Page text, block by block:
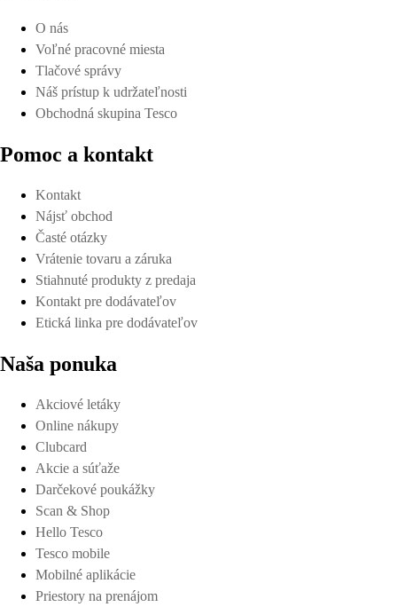
O nás
Voľné pracovné miesta
Tlačové správy
Náš prístup k udržateľnosti
Obchodná skupina Tesco
Pomoc a kontakt
Kontakt
Nájsť obchod
Časté otázky
Vrátenie tovaru a záruka
Stiahnuté produkty z predaja
Kontakt pre dodávateľov
Etická linka pre dodávateľov
Naša ponuka
Akciové letáky
Online nákupy
Clubcard
Akcie a súťaže
Darčekové poukážky
Scan & Shop
Hello Tesco
Tesco mobile
Mobilné aplikácie
Priestory na prenájom